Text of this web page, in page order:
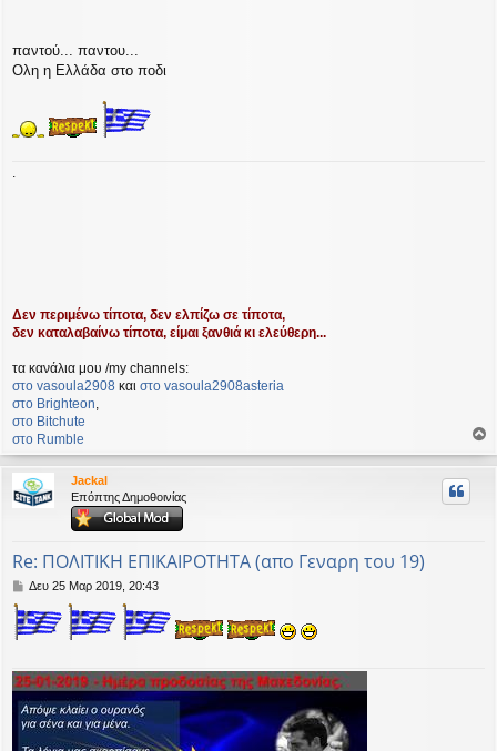
παντού... παντου...
Ολη η Ελλάδα στο ποδι
.
Δεν περιμένω τίποτα, δεν ελπίζω σε τίποτα,
δεν καταλαβαίνω τίποτα, είμαι ξανθιά κι ελεύθερη...
τα κανάλια μου /my channels:
στο vasoula2908 και στο vasoula2908asteria
στο Βrighteon,
στο Bitchute
στο Rumble
ο
ρ
Jackal
Επόπτης Δημοθοινίας
Re: ΠΟΛΙΤΙΚΗ ΕΠΙΚΑΙΡΟΤΗΤΑ (απο Γεναρη του 19)
Δ
μ
ο
ε
υ
σ
η
Δευ 25 Μαρ 2019, 20:43